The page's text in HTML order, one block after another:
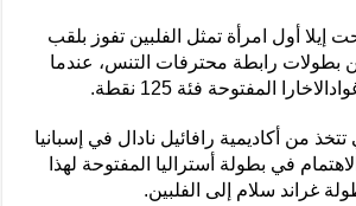
إيلا أول امرأة تمثل الفلبين تفوز بلقب
رابطة محترفات التنس، عندما
المفتوحة فئة 125 نقطة.
من أكاديمية رافائيل نادال في إسبانيا
في بطولة أستراليا المفتوحة لهذا
غراند سلام إلى الفلبين.